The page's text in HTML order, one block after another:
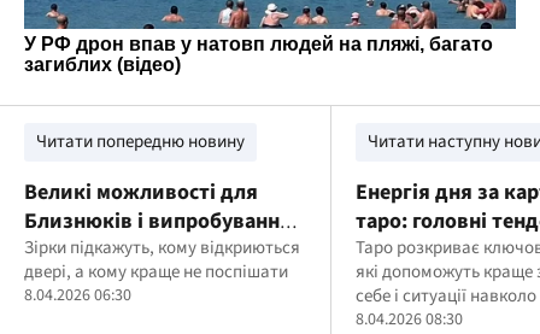
Читати попередню новину
Великі можливості для
Близнюків і випробування
для Тельців: гороскоп на 8
квітня
Зірки підкажуть, кому відкриються
двері, а кому краще не поспішати
8.04.2026 06:30
Читати наступну
Енергія дня за
таро: головні
квітня
Таро розкриває
які допоможуть краще
себе і ситуації навколо
8.04.2026 08:30